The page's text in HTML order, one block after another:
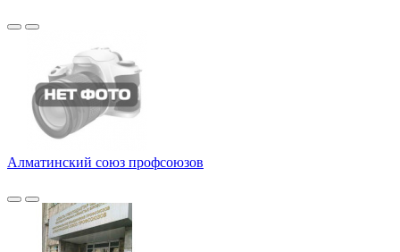
Алматинский союз профсоюзов